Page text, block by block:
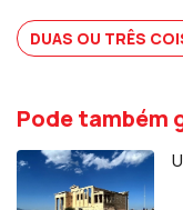
DUAS OU TRÊS
Pode também